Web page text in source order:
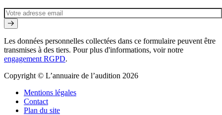
Les données personnelles collectées dans ce formulaire peuvent être
transmises à des tiers. Pour plus d'informations, voir notre
engagement RGPD.
Copyright © L’annuaire de l’audition 2026
Mentions légales
Contact
Plan du site